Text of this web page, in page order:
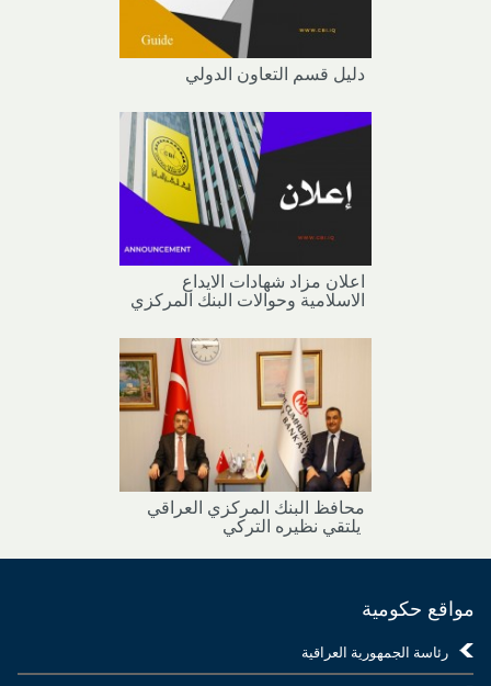
دليل قسم التعاون الدولي
اعلان مزاد شهادات الايداع
الاسلامية وحوالات البنك المركزي
محافظ البنك المركزي العراقي
يلتقي نظيره التركي
مواقع حكومية
رئاسة الجمهورية العراقية